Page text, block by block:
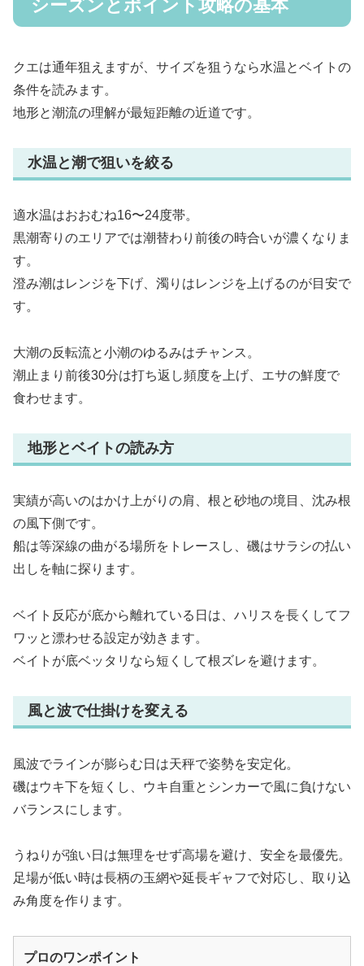
シーズンとポイント攻略の基本
クエは通年狙えますが、サイズを狙うなら水温とベイトの
条件を読みます。
地形と潮流の理解が最短距離の近道です。
水温と潮で狙いを絞る
適水温はおおむね16〜24度帯。
黒潮寄りのエリアでは潮替わり前後の時合いが濃くなりま
す。
澄み潮はレンジを下げ、濁りはレンジを上げるのが目安で
す。
大潮の反転流と小潮のゆるみはチャンス。
潮止まり前後30分は打ち返し頻度を上げ、エサの鮮度で
食わせます。
地形とベイトの読み方
実績が高いのはかけ上がりの肩、根と砂地の境目、沈み根
の風下側です。
船は等深線の曲がる場所をトレースし、磯はサラシの払い
出しを軸に探ります。
ベイト反応が底から離れている日は、ハリスを長くしてフ
ワッと漂わせる設定が効きます。
ベイトが底ベッタリなら短くして根ズレを避けます。
風と波で仕掛けを変える
風波でラインが膨らむ日は天秤で姿勢を安定化。
磯はウキ下を短くし、ウキ自重とシンカーで風に負けない
バランスにします。
うねりが強い日は無理をせず高場を避け、安全を最優先。
足場が低い時は長柄の玉網や延長ギャフで対応し、取り込
み角度を作ります。
プロのワンポイント